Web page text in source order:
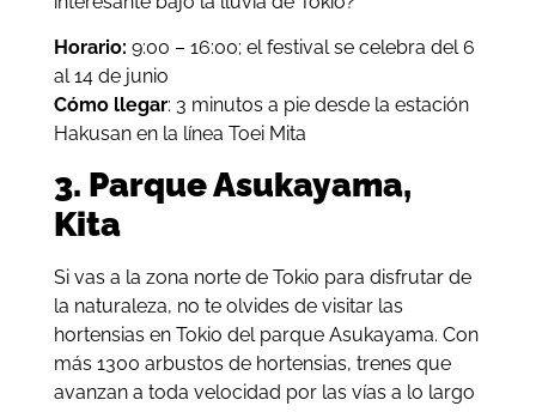
Horario: 9:00 – 16:00; el festival se celebra del 6
al 14 de junio
Cómo llegar: 3 minutos a pie desde la estación
Hakusan en la línea Toei Mita
3. Parque Asukayama,
Kita
Si vas a la zona norte de Tokio para disfrutar de
la naturaleza, no te olvides de visitar las
hortensias en Tokio del parque Asukayama. Con
más 1300 arbustos de hortensias, trenes que
avanzan a toda velocidad por las vías a lo largo